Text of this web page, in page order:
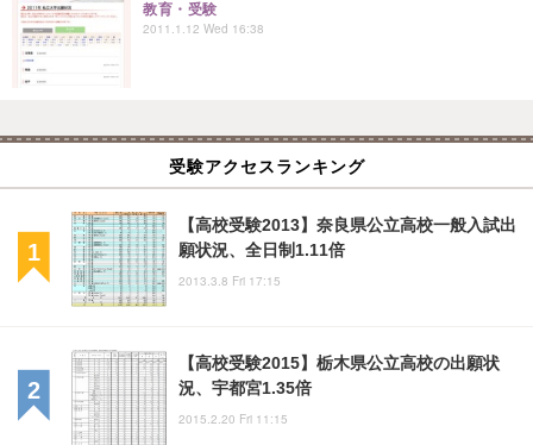
教育・受験
2011.1.12 Wed 16:38
受験アクセスランキング
【高校受験2013】奈良県公立高校一般入試出
願状況、全日制1.11倍
2013.3.8 Fri 17:15
【高校受験2015】栃木県公立高校の出願状
況、宇都宮1.35倍
2015.2.20 Fri 11:15